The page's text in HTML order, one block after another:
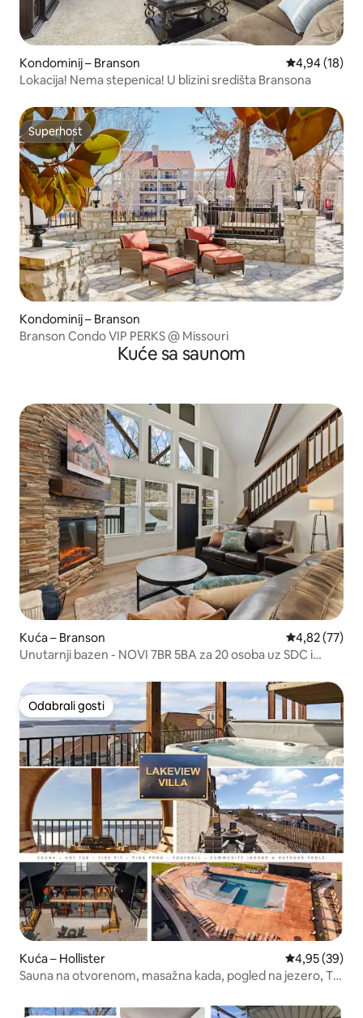
Kondominij – Branson Prosječna
4,94 (18)
Lokacija! Nema stepenica! U blizini središta Bransona
Superhost
Superhost
Kondominij – Branson
Branson Condo VIP PERKS @ Missouri
Kuće sa saunom
Kuća – Branson Prosječna
4,82 (77)
Unutarnji bazen - NOVI 7BR 5BA za 20 osoba uz SDC i
Odabrali gosti
Odabrali gosti
Kuća – Hollister Prosječna
4,95 (39)
Sauna na otvorenom, masažna kada, pogled na jezero, TV